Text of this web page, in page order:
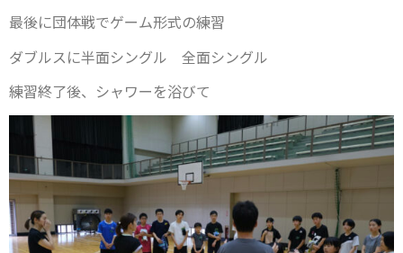
最後に団体戦でゲーム形式の練習
ダブルスに半面シングル 全面シングル
練習終了後、シャワーを浴びて